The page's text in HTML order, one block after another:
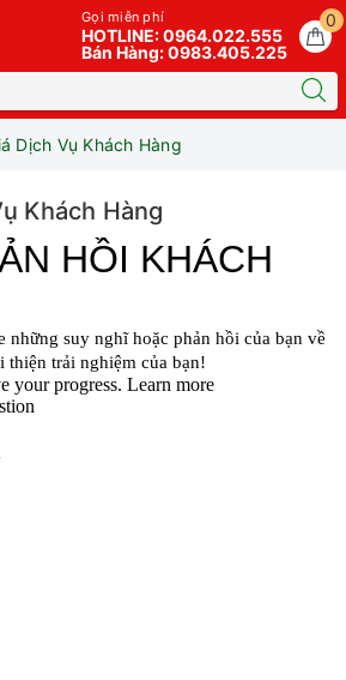
0
Gọi miễn phí
HOTLINE: 0964.022.555
Bán Hàng: 0983.405.225
Dịch Vụ Khách Hàng
Khách Hàng